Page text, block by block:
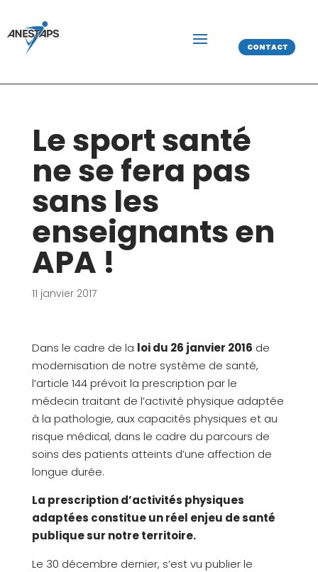
CONTACT
Le sport santé
ne se fera pas
sans les
enseignants en
APA !
11 janvier 2017
Dans le cadre de la loi du 26 janvier 2016 de
modernisation de notre système de santé,
l’article 144 prévoit la prescription par le
médecin traitant de l’activité physique adaptée
à la pathologie, aux capacités physiques et au
risque médical, dans le cadre du parcours de
soins des patients atteints d’une affection de
longue durée.
La prescription d’activités physiques
adaptées constitue un réel enjeu de santé
publique sur notre territoire.
Le 30 décembre dernier, s’est vu publier le